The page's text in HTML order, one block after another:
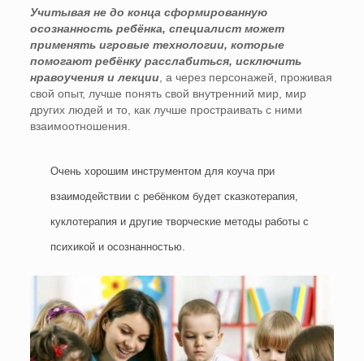
Учитывая не до конца сформированную
осознанность ребёнка, специалист может
применять игровые технологии, которые
помогают ребёнку расслабиться, исключить
нравоучения и лекции, а через персонажей, проживая
свой опыт, лучше понять свой внутренний мир, мир
других людей и то, как лучше простраивать с ними
взаимоотношения.
Очень хорошим инструментом для коуча при
взаимодействии с ребёнком будет сказкотерапия,
куклотерапия и другие творческие методы работы с
психикой и осознанностью.